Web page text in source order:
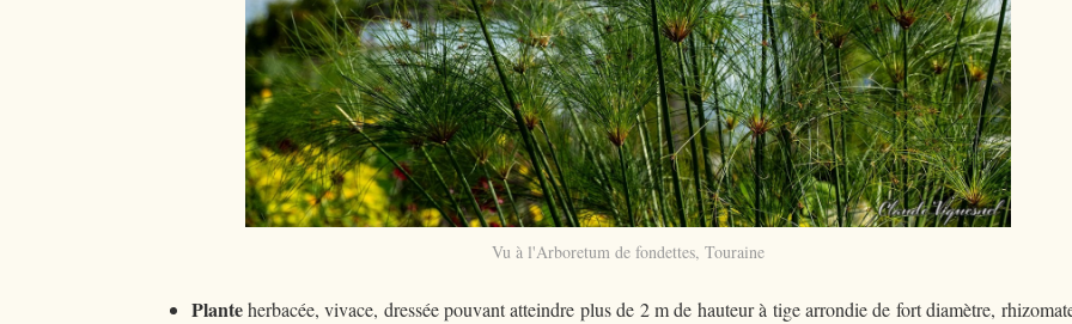
Vu à l'Arboretum de fondettes, Touraine
Planteherbacée, vivace, dressée pouvant atteindre plus de 2 m de hauteur à tige arrondie de fort diamètre,